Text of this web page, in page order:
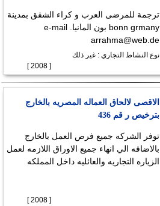
ترجمة للمرضى العرب و كراء الشقق بمدينة
bonn grmany بون المانيا. e-mail
arrahma@web.de
نوع النشاط التجاري : غير ذلك
[ 2008 ]
الاقصى لالحاق العماله المصريه بالخارج
بترخيص ر قم 436
توفر الشركه جميع فرص العمل بالخارج
بالاضافه الي انهاء جميع الاوراق اللازمه لعمل
الزياره التجاريه والعائليه داخل المملكه
[ 2008 ]